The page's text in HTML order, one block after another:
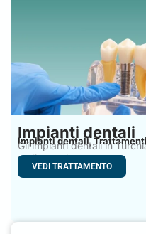
Impianti dentali
Impianti dentali,
Gli impianti dentali in
realizzate in
VEDI TRATTAMENTO